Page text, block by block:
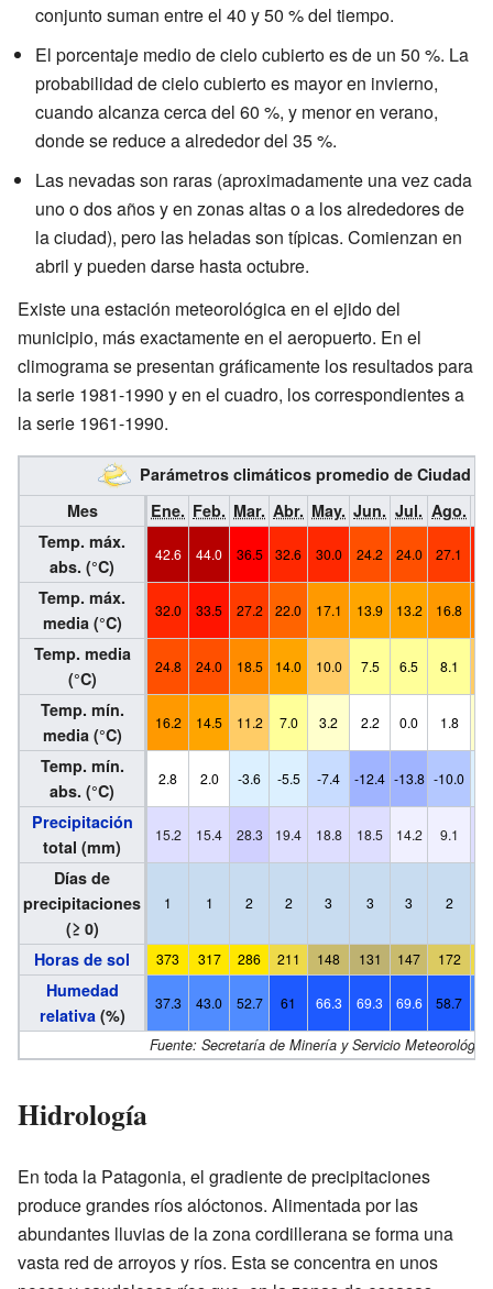
conjunto suman entre el 40 y 50 % del tiempo.
El porcentaje medio de cielo cubierto es de un 50 %. La
probabilidad de cielo cubierto es mayor en invierno,
cuando alcanza cerca del 60 %, y menor en verano,
donde se reduce a alrededor del 35 %.
Las nevadas son raras (aproximadamente una vez cada
uno o dos años y en zonas altas o a los alrededores de
la ciudad), pero las heladas son típicas. Comienzan en
abril y pueden darse hasta octubre.
Existe una estación meteorológica en el ejido del
municipio, más exactamente en el aeropuerto. En el
climograma se presentan gráficamente los resultados para
la serie 1981-1990 y en el cuadro, los correspondientes a
la serie 1961-1990.
Parámetros climáticos promedio de Ciudad
Mes
Ene. Feb. Mar. Abr. May. Jun. Jul. Ago.
Temp. máx.
abs. (°C)
42.6 44.0 36.5 32.6 30.0 24.2 24.0 27.1
Temp. máx.
media (°C)
32.0 33.5 27.2 22.0 17.1 13.9 13.2 16.8
Temp. media
(°C)
24.8 24.0 18.5 14.0 10.0 7.5 6.5 8.1
Temp. mín.
media (°C)
16.2 14.5 11.2 7.0 3.2 2.2 0.0 1.8
Temp. mín.
abs. (°C)
2.8 2.0 -3.6 -5.5 -7.4 -12.4 -13.8 -10.0
Precipitación
total (mm)
15.2 15.4 28.3 19.4 18.8 18.5 14.2 9.1
Días de
precipitaciones
(≥ 0)
1 1 2 2 3 3 3 2
Horas de sol 373 317 286 211 148 131 147 172
Humedad
relativa (%)
37.3 43.0 52.7 61 66.3 69.3 69.6 58.7
Fuente: Secretaría de Minería y Servicio
Hidrología
En toda la Patagonia, el gradiente de precipitaciones
produce grandes ríos alóctonos. Alimentada por las
abundantes lluvias de la zona cordillerana se forma una
vasta red de arroyos y ríos. Esta se concentra en unos